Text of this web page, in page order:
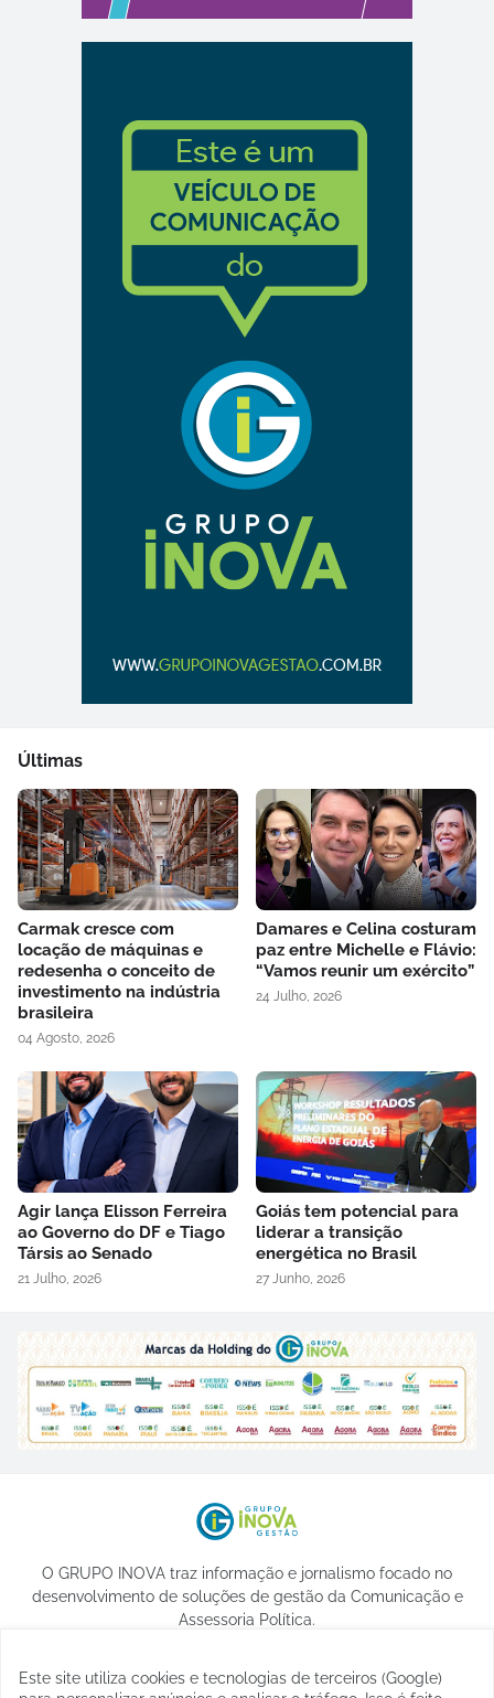
Últimas
Carmak cresce com
locação de máquinas e
redesenha o conceito de
investimento na indústria
brasileira
04 Agosto, 2026
Damares e Celina costuram
paz entre Michelle e Flávio:
“Vamos reunir um exército”
24 Julho, 2026
Agir lança Elisson Ferreira
ao Governo do DF e Tiago
Társis ao Senado
21 Julho, 2026
Goiás tem potencial para
liderar a transição
energética no Brasil
27 Junho, 2026
O GRUPO INOVA traz informação e jornalismo focado no
desenvolvimento de soluções de gestão da Comunicação e
Assessoria Política.
Este site utiliza cookies e tecnologias de terceiros (Google)